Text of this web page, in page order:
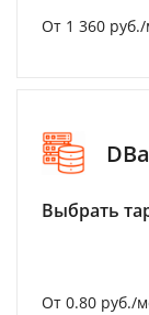
От 1 360
Выбрать
От 0.80 руб./